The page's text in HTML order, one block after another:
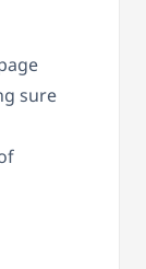
sure